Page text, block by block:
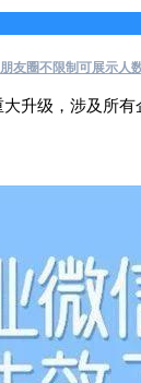
友圈不限制可展示人
升级，涉及所有